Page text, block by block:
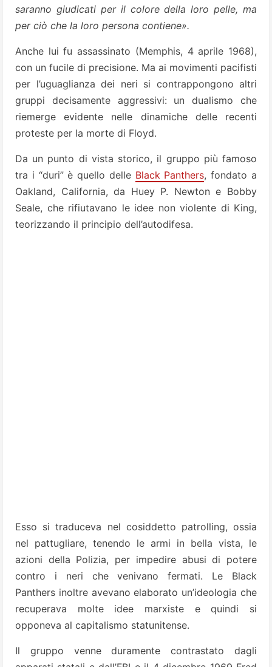
saranno giudicati per il colore della loro pelle, ma
per ciò che la loro persona contiene».
Anche lui fu assassinato (Memphis, 4 aprile 1968),
con un fucile di precisione. Ma ai movimenti pacifisti
per l’uguaglianza dei neri si contrappongono altri
gruppi decisamente aggressivi: un dualismo che
riemerge evidente nelle dinamiche delle recenti
proteste per la morte di Floyd.
Da un punto di vista storico, il gruppo più famoso
tra i “duri” è quello delle Black Panthers, fondato a
Oakland, California, da Huey P. Newton e Bobby
Seale, che rifiutavano le idee non violente di King,
teorizzando il principio dell’autodifesa.
Esso si traduceva nel cosiddetto patrolling, ossia
nel pattugliare, tenendo le armi in bella vista, le
azioni della Polizia, per impedire abusi di potere
contro i neri che venivano fermati. Le Black
Panthers inoltre avevano elaborato un’ideologia che
recuperava molte idee marxiste e quindi si
opponeva al capitalismo statunitense.
Il gruppo venne duramente contrastato dagli